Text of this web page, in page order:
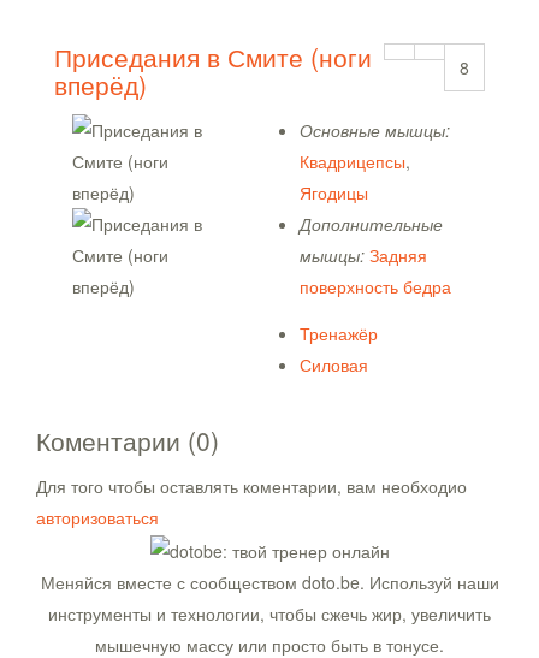
8
Приседания в Смите (ноги
вперёд)
Основные мышцы:
Квадрицепсы,
Ягодицы
Дополнительные
мышцы: Задняя
поверхность бедра
Тренажёр
Силовая
Коментарии (0)
Для того чтобы оставлять коментарии, вам необходио
авторизоваться
Меняйся вместе с сообществом doto.be. Используй наши
инструменты и технологии, чтобы сжечь жир, увеличить
мышечную массу или просто быть в тонусе.